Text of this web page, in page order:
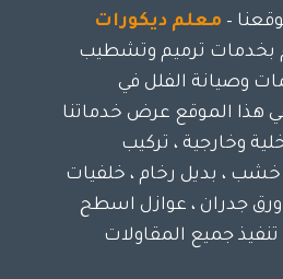
– معلم ديكورات
بخدمات ترميم وتشطيب
وصيانة الفلل في
هذا الموقع عرض خدماتنا
وخارجية ، تركيب
خشب ، بديل رخام ، خلفيات
جدران ، عوازل اسطح
جميع المقاولات